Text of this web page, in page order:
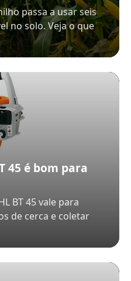
passa a usar seis
no solo. Veja o que
45 é bom para
BT 45 vale para
de cerca e coletar